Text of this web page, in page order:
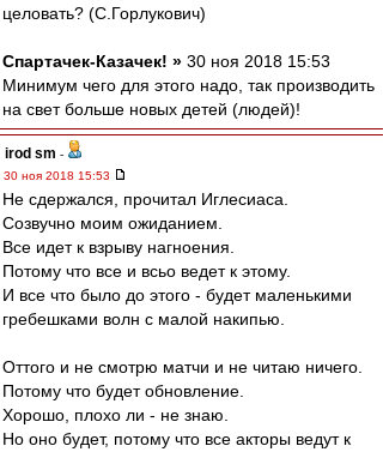
целовать? (С.Горлукович)
Спартачек-Казачек! » 30 ноя 2018 15:53
Минимум чего для этого надо, так производить
на свет больше новых детей (людей)!
irod sm -
30 ноя 2018 15:53
Не сдержался, прочитал Иглесиаса.
Созвучно моим ожиданием.
Все идет к взрыву нагноения.
Потому что все и всьо ведет к этому.
И все что было до этого - будет маленькими
гребешками волн с малой накипью.
Оттого и не смотрю матчи и не читаю ничего.
Потому что будет обновление.
Хорошо, плохо ли - не знаю.
Но оно будет, потому что все акторы ведут к